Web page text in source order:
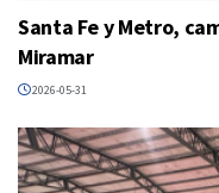
Santa Fe y Metro,
Miramar
2026-05-31